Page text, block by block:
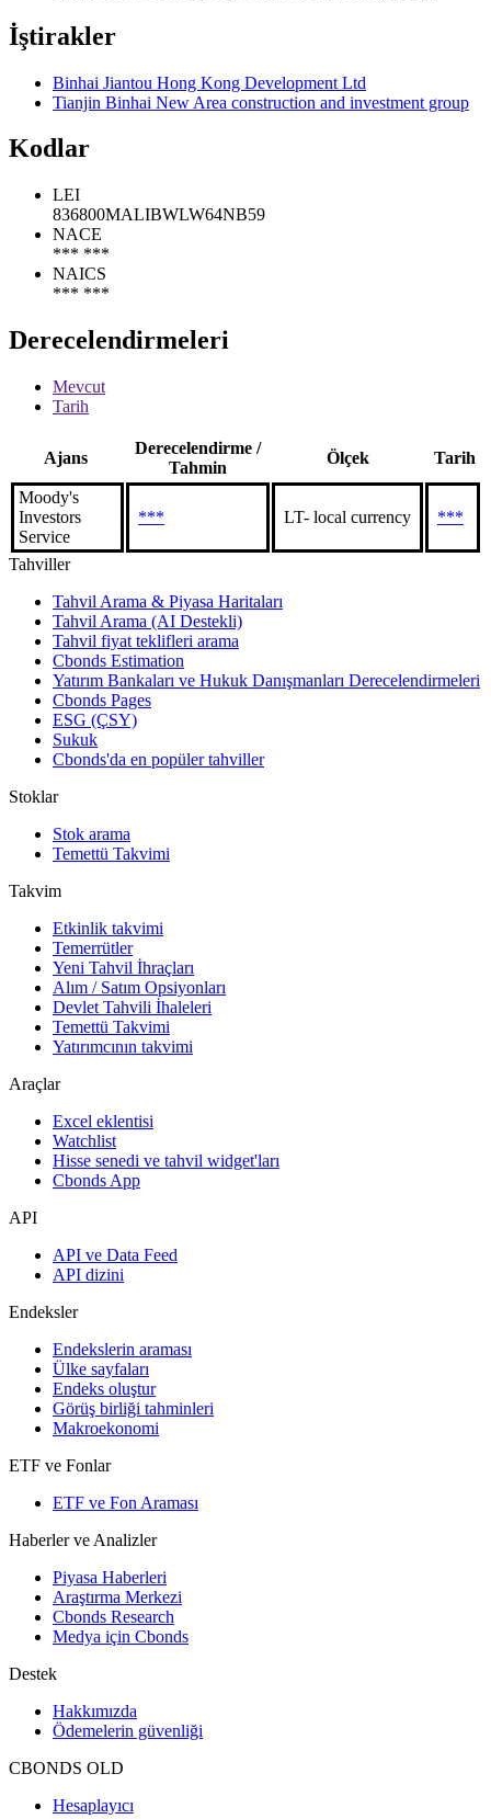
İştirakler
Binhai Jiantou Hong Kong Development Ltd
Tianjin Binhai New Area construction and investment group
Kodlar
LEI
836800MALIBWLW64NB59
NACE
*** ***
NAICS
*** ***
Derecelendirmeleri
Mevcut
Tarih
Ajans
Derecelendirme /
Tahmin
Ölçek Tarih
Moody's
Investors
Service
*** LT- local currency ***
Tahviller
Tahvil Arama & Piyasa Haritaları
Tahvil Arama (AI Destekli)
Tahvil fiyat teklifleri arama
Cbonds Estimation
Yatırım Bankaları ve Hukuk Danışmanları Derecelendirmeleri
Cbonds Pages
ESG (ÇSY)
Sukuk
Cbonds'da en popüler tahviller
Stoklar
Stok arama
Temettü Takvimi
Takvim
Etkinlik takvimi
Temerrütler
Yeni Tahvil İhraçları
Alım / Satım Opsiyonları
Devlet Tahvili İhaleleri
Temettü Takvimi
Yatırımcının takvimi
Araçlar
Excel eklentisi
Watchlist
Hisse senedi ve tahvil widget'ları
Cbonds App
API
API ve Data Feed
API dizini
Endeksler
Endekslerin araması
Ülke sayfaları
Endeks oluştur
Görüş birliği tahminleri
Makroekonomi
ETF ve Fonlar
ETF ve Fon Araması
Haberler ve Analizler
Piyasa Haberleri
Araştırma Merkezi
Cbonds Research
Medya için Cbonds
Destek
Hakkımızda
Ödemelerin güvenliği
CBONDS OLD
Hesaplayıcı